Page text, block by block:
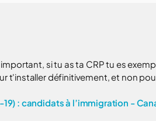
si tu as ta CRP tu es
t'installer définitivement, et non
: candidats à l’immigration -